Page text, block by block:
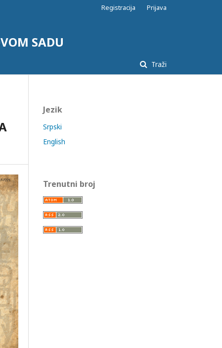
SADU
Traži
Registracija Prijava
Jezik
Srpski
English
Trenutni broj